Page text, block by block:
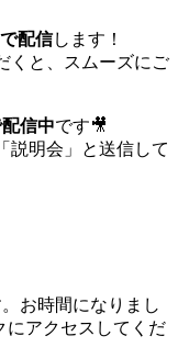
配信します！
くと、スムーズにご
信中です🎥
説明会」と送信して
お時間になりまし
にアクセスしてくだ